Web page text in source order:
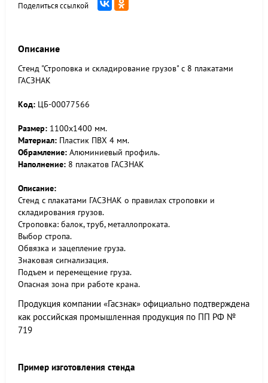
Поделиться ссылкой
Описание
Стенд "Строповка и складирование грузов" с 8 плакатами
ГАСЗНАК
Код: ЦБ-00077566
Размер: 1100х1400 мм.
Материал: Пластик ПВХ 4 мм.
Обрамление: Алюминиевый профиль.
Наполнение: 8 плакатов ГАСЗНАК
Описание:
Стенд с плакатами ГАСЗНАК о правилах строповки и
складирования грузов.
Строповка: балок, труб, металлопроката.
Выбор стропа.
Обвязка и зацепление груза.
Знаковая сигнализация.
Подъем и перемещение груза.
Опасная зона при работе крана.
Продукция компании «Гасзнак» официально подтверждена
как российская промышленная продукция по ПП РФ №
719
Пример изготовления стенда